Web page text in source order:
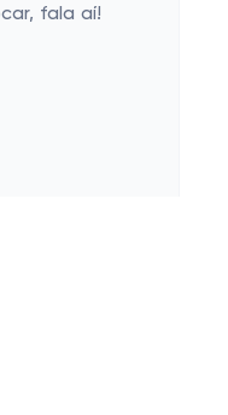
fala aí!